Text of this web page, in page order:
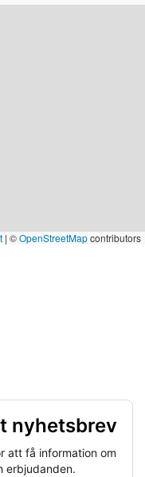
| ©OpenStreetMapcontributors
nyhetsbrev
att få information om
erbjudanden.